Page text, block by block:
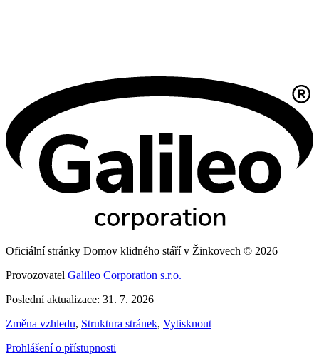
Oficiální stránky Domov klidného stáří v Žinkovech © 2026
Provozovatel Galileo Corporation s.r.o.
Poslední aktualizace: 31. 7. 2026
Změna vzhledu, Struktura stránek, Vytisknout
Prohlášení o přístupnosti